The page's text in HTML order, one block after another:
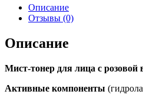
розовой
«Розовая
вуаль»
Описание
Отзывы (0)
Описание
Мист-тонер для лица с розовой
Активные компоненты